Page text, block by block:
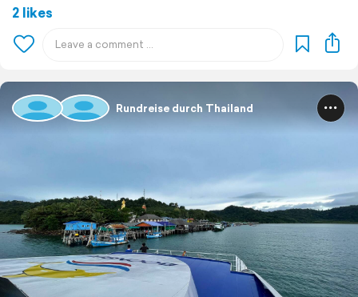
2 likes
Rundreise durch Thailand